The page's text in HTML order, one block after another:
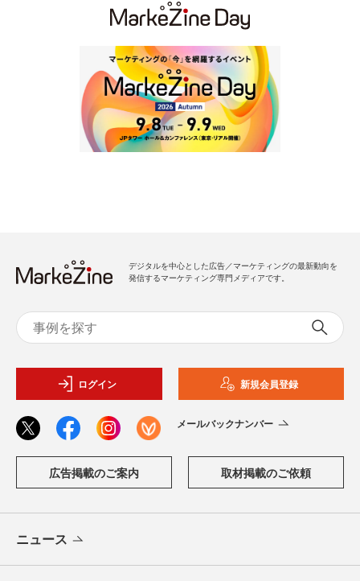
デジタルを中心とした広告／マーケティングの最新動向を
発信するマーケティング専門メディアです。
ログイン 新規会員登録
メールバックナンバー
広告掲載のご案内 取材掲載のご依頼
ニュース